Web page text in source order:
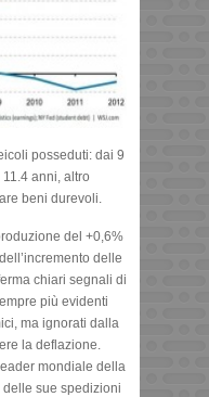
posseduti: dai 9
anni, altro
beni durevoli.
del +0,6%
delle
chiari segnali di
più evidenti
ma ignorati dalla
la deflazione.
mondiale della
sue spedizioni